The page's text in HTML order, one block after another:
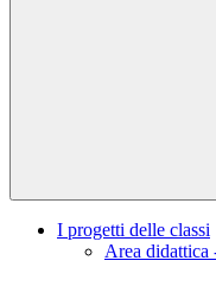
I progetti delle classi
Area